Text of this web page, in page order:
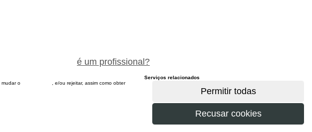
é um profissional?
mudar o
, e/ou rejeitar, assim como obter
Serviços relacionados